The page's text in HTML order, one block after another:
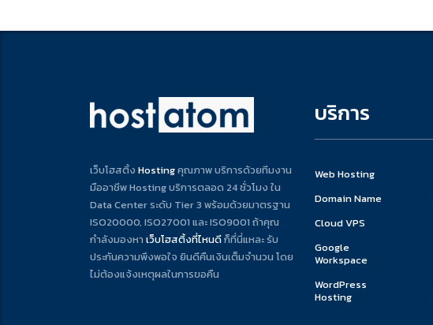
เว็บโฮสติ้ง Hostingคุณภาพ บริการด้วยทีมงาน
มืออาชีพ Hosting บริการตลอด 24 ชั่วโมง ใน
Data Center ระดับ Tier 3 พร้อมด้วยมาตรฐาน
ISO20000, ISO27001 และ ISO9001 ถ้าคุณ
กำลังมองหา เว็บโฮสติ้งที่ไหนดีก็ที่นี่แหละ รับ
ประกันความพึงพอใจ ยินดีคืนเงินเต็มจำนวน โดย
ไม่ต้องแจ้งเหตุผลในการขอคืน
บริการ
Web Hosting
Domain Name
Cloud VPS
Google
Workspace
WordPress
Hosting